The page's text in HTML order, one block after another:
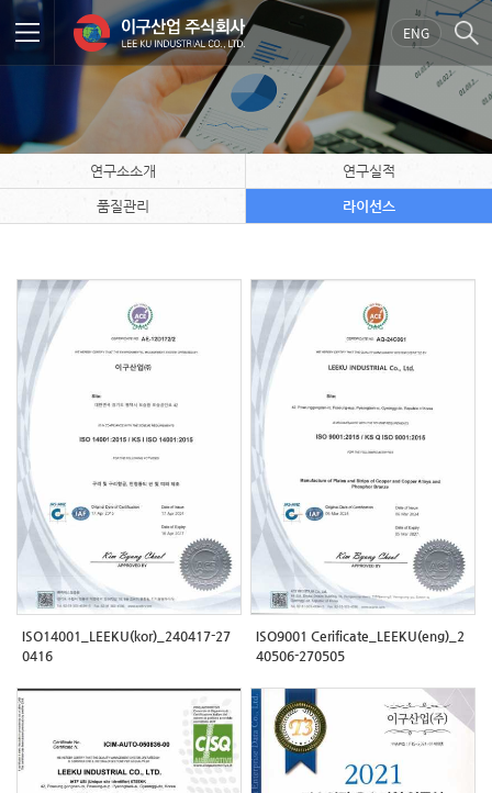
ENG
연구소소개 연구실적
품질관리 라이선스
ISO14001_LEEKU(kor)_240417-27
0416
ISO9001 Cerificate_LEEKU(eng)_2
40506-270505